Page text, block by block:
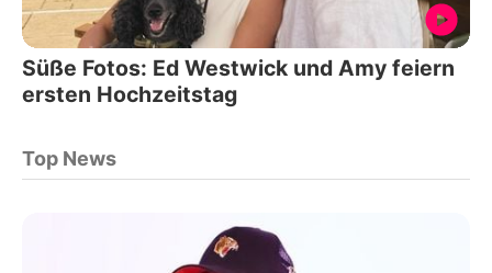
Süße Fotos: Ed Westwick und Amy feiern
ersten Hochzeitstag
Top News